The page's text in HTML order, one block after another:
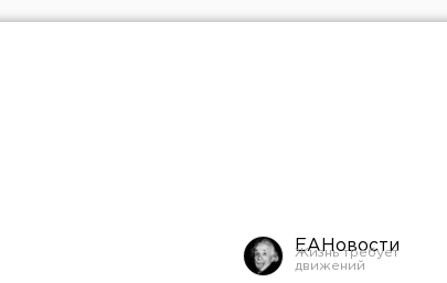
ЕАНовости